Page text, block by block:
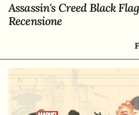
Assassin's Creed Black
Recensione